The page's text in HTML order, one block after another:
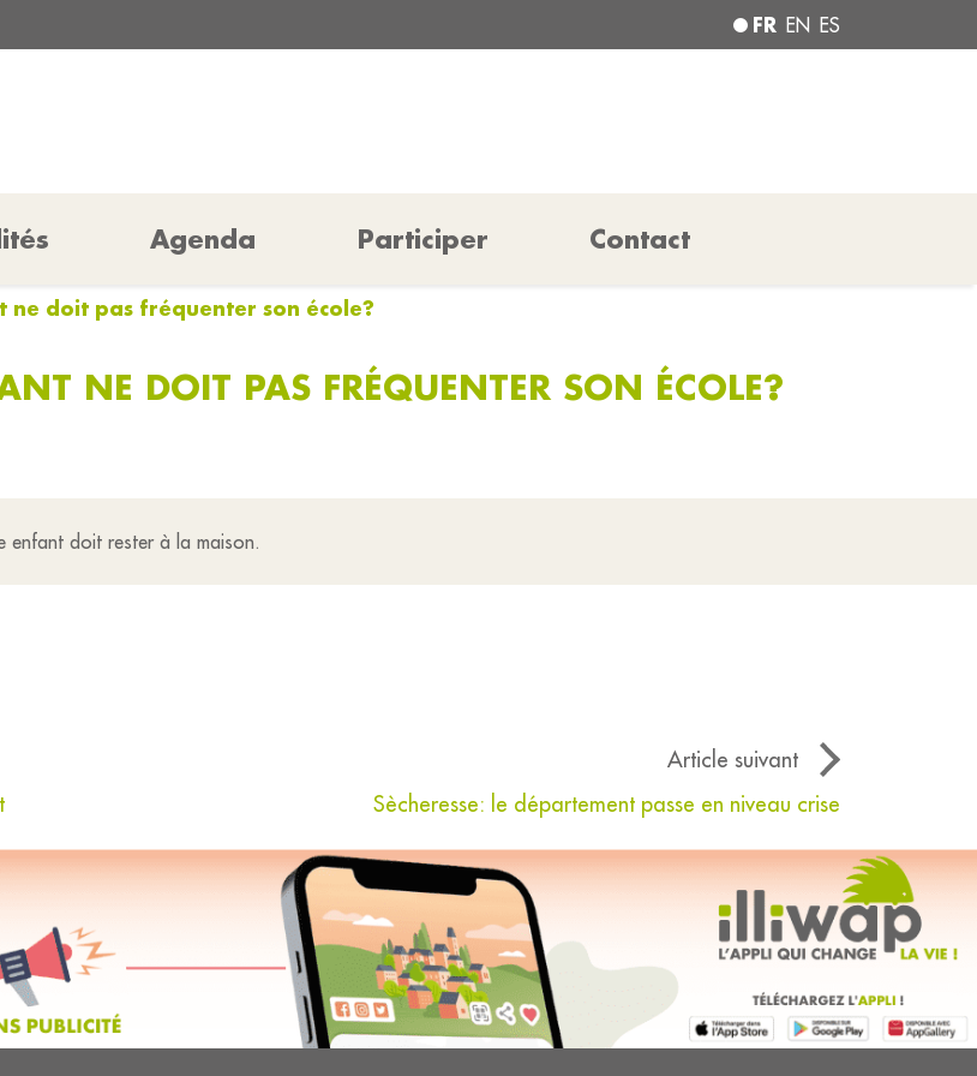
FR EN ES
Agenda Participer Contact
ne doit pas fréquenter son école?
NE DOIT PAS FRÉQUENTER SON ÉCOLE?
enfant doit rester à la maison.
Article suivant
Sècheresse: le département passe en niveau crise